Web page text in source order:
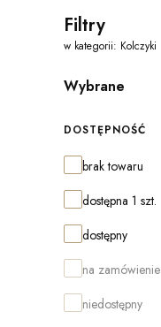
Filtry
w kategorii: Kolczyki
Wybrane
DOSTĘPNOŚĆ
Dostępność
brak towaru
dostępna 1 szt.
dostępny
na zamówienie
niedostępny